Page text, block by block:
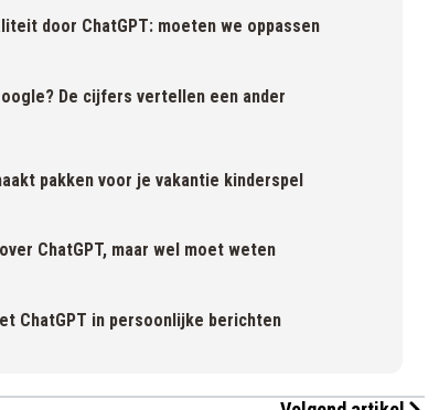
door ChatGPT: moeten we oppassen
De cijfers vertellen een ander
pakken voor je vakantie kinderspel
ChatGPT, maar wel moet weten
ChatGPT in persoonlijke berichten